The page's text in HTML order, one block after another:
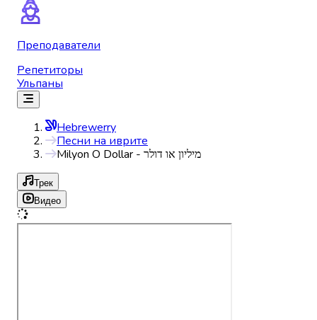
Преподаватели
Репетиторы
Ульпаны
Hebrewerry
Песни на иврите
Milyon O Dollar - מיליון או דולר
Трек
Видео